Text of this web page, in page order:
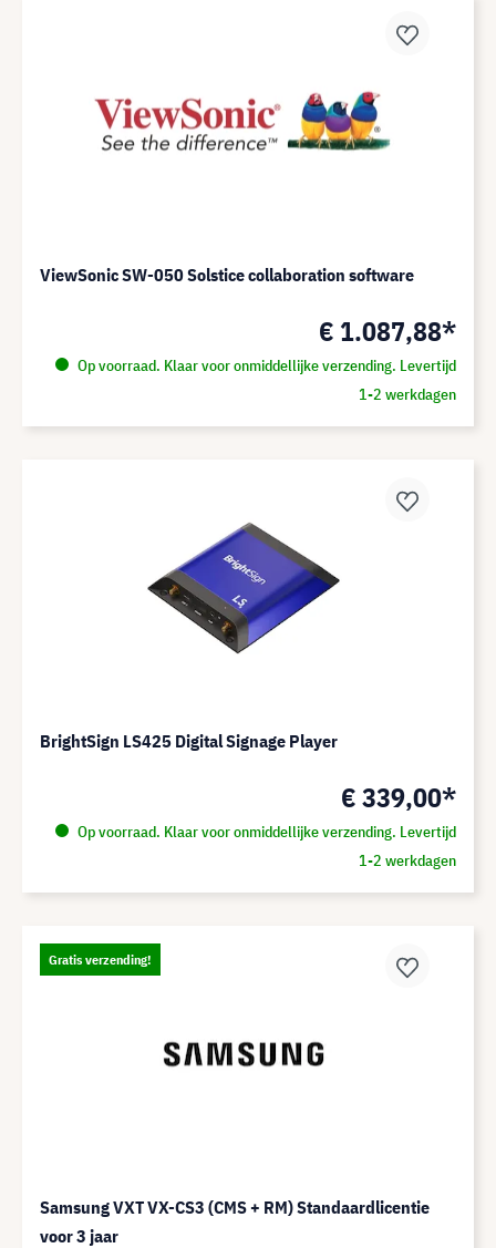
ViewSonic SW-050 Solstice collaboration software
€ 1.087,88*
Op voorraad. Klaar voor onmiddellijke verzending. Levertijd
1-2 werkdagen
BrightSign LS425 Digital Signage Player
€ 339,00*
Op voorraad. Klaar voor onmiddellijke verzending. Levertijd
1-2 werkdagen
Gratis verzending!
Samsung VXT VX-CS3 (CMS + RM) Standaardlicentie
voor 3 jaar